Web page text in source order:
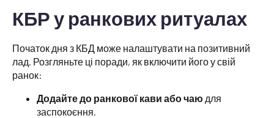
КБР у ранкових ритуалах
Початок дня з КБД може налаштувати на позитивний
лад. Розгляньте ці поради, як включити його у свій
ранок:
Додайте до ранкової кави або чаю для
заспокоєння.